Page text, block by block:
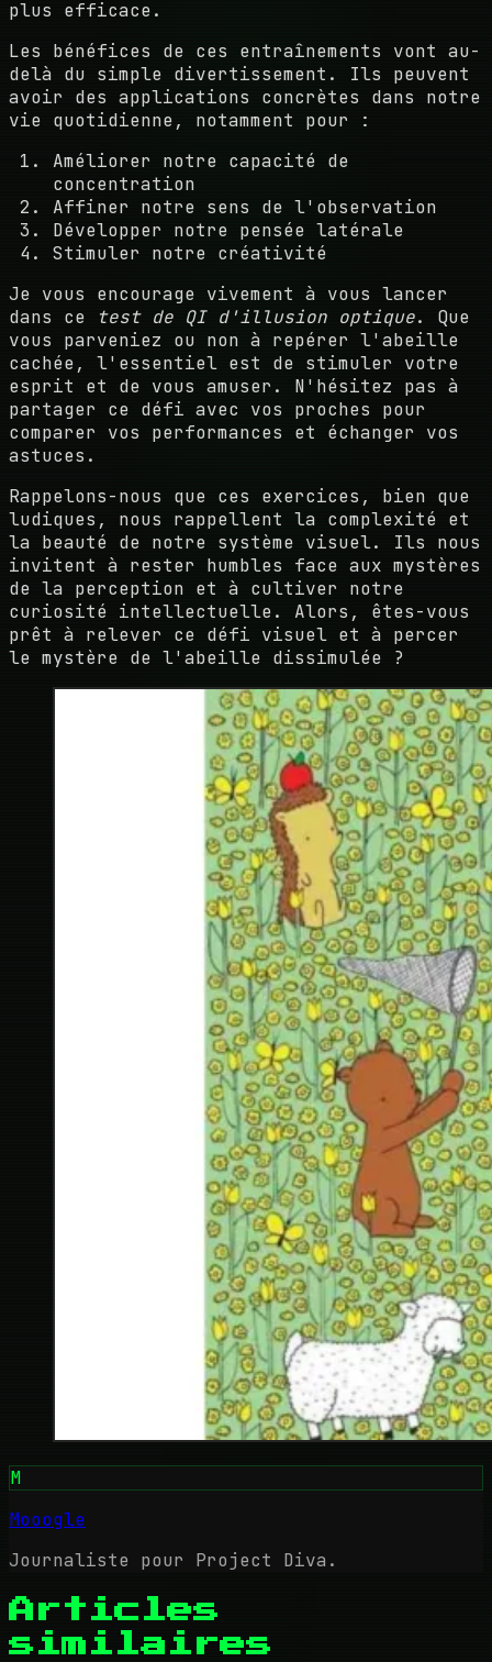
plus efficace.
Les bénéfices de ces entraînements vont au-
delà du simple divertissement. Ils peuvent
avoir des applications concrètes dans notre
vie quotidienne, notamment pour :
Améliorer notre capacité de
concentration
Affiner notre sens de l'observation
Développer notre pensée latérale
Stimuler notre créativité
Je vous encourage vivement à vous lancer
dans ce
test de QI d'illusion optique. Que
vous parveniez ou non à repérer l'abeille
cachée, l'essentiel est de stimuler votre
esprit et de vous amuser. N'hésitez pas à
partager ce défi avec vos proches pour
comparer vos performances et échanger vos
astuces.
Rappelons-nous que ces exercices, bien que
ludiques, nous rappellent la complexité et
la beauté de notre système visuel. Ils nous
invitent à rester humbles face aux mystères
de la perception et à cultiver notre
curiosité intellectuelle. Alors, êtes-vous
prêt à relever ce défi visuel et à percer
le mystère de l'abeille dissimulée ?
M
Mooogle
Journaliste pour Project Diva.
Articles
similaires